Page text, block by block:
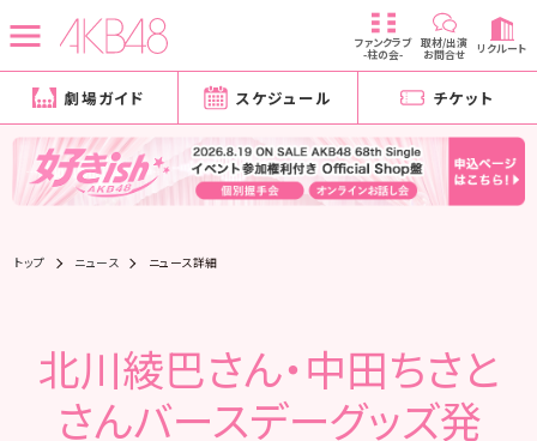
ファンクラブ
-柱の会-
取材/出演
お問合せ リクルート
劇場ガイド スケジュール チケット
トップ ニュース ニュース詳細
北川綾巴さん・中田ちさと
さんバースデーグッズ発